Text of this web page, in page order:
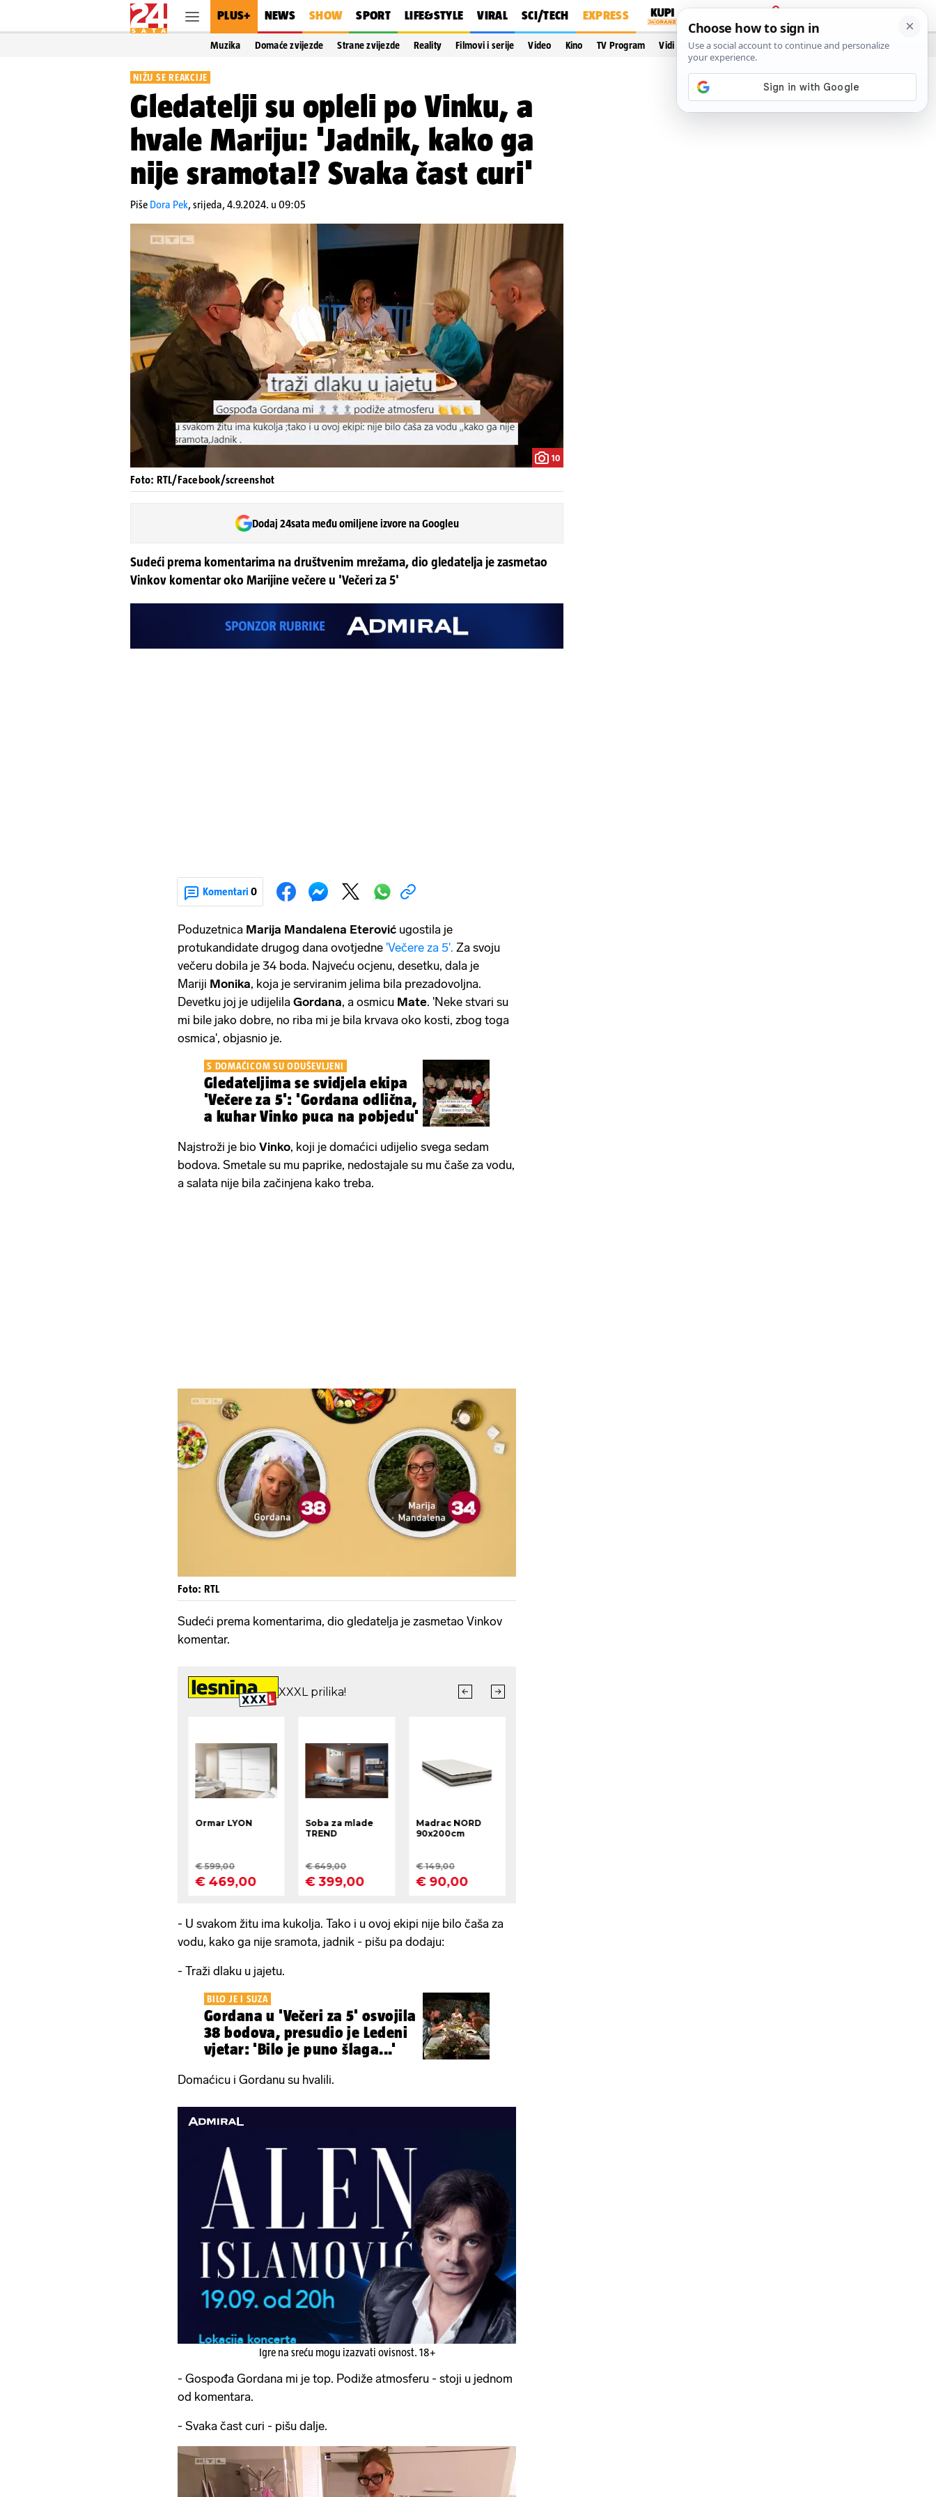
PLUS+ NEWS SHOW SPORT LIFE&STYLE VIRAL SCI/TECH EXPRESS
PRIJAVA
Muzika Domaće zvijezde Strane zvijezde Reality Filmovi i serije Video Kino TV Program Vidi još…
NIŽU SE REAKCIJE
Gledatelji su opleli po Vinku, a
hvale Mariju: 'Jadnik, kako ga
nije sramota!? Svaka čast curi'
Piše Dora Pek,srijeda, 4.9.2024. u 09:05
10
Foto: RTL/Facebook/screenshot
Dodaj 24sata među omiljene izvore na Googleu
Sudeći prema komentarima na društvenim mrežama, dio gledatelja je zasmetao
Vinkov komentar oko Marijine večere u 'Večeri za 5'
Komentari 0
Poduzetnica Marija Mandalena Eterović ugostila je
protukandidate drugog dana ovotjedne 'Večere za 5'. Za svoju
večeru dobila je 34 boda. Najveću ocjenu, desetku, dala je
Mariji Monika, koja je serviranim jelima bila prezadovoljna.
Devetku joj je udijelila Gordana, a osmicu Mate. 'Neke stvari su
mi bile jako dobre, no riba mi je bila krvava oko kosti, zbog toga
osmica', objasnio je.
S DOMAĆICOM SU ODUŠEVLJENI
Gledateljima se svidjela ekipa
'Večere za 5': 'Gordana odlična,
a kuhar Vinko puca na pobjedu'
Najstroži je bio Vinko, koji je domaćici udijelio svega sedam
bodova. Smetale su mu paprike, nedostajale su mu čaše za vodu,
a salata nije bila začinjena kako treba.
Foto: RTL
Sudeći prema komentarima, dio gledatelja je zasmetao Vinkov
komentar.
- U svakom žitu ima kukolja. Tako i u ovoj ekipi nije bilo čaša za
vodu, kako ga nije sramota, jadnik - pišu pa dodaju:
- Traži dlaku u jajetu.
BILO JE I SUZA
Gordana u 'Večeri za 5' osvojila
38 bodova, presudio je Ledeni
vjetar: 'Bilo je puno šlaga...'
Domaćicu i Gordanu su hvalili.
Igre na sreću mogu izazvati ovisnost. 18+
- Gospođa Gordana mi je top. Podiže atmosferu - stoji u jednom
od komentara.
- Svaka čast curi - pišu dalje.